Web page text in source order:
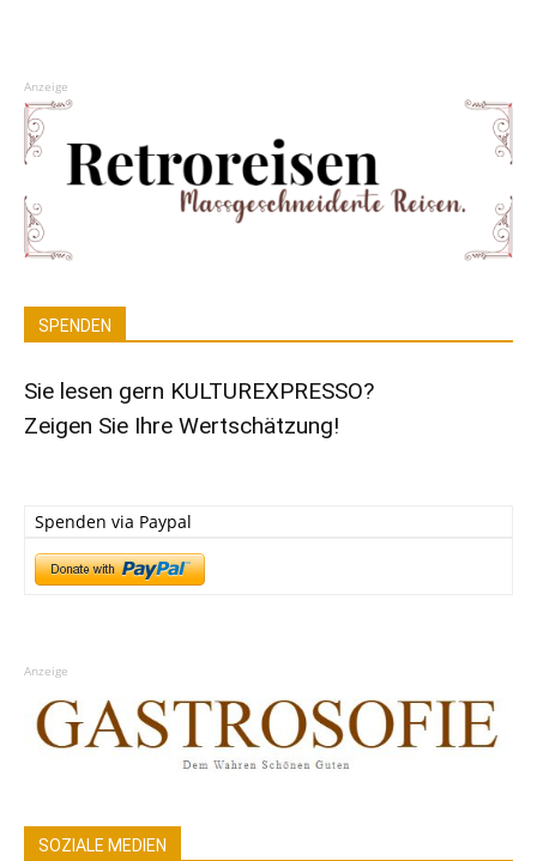
Anzeige
SPENDEN
Sie lesen gern KULTUREXPRESSO?
Zeigen Sie Ihre Wertschätzung!
Spenden via Paypal
Anzeige
SOZIALE MEDIEN